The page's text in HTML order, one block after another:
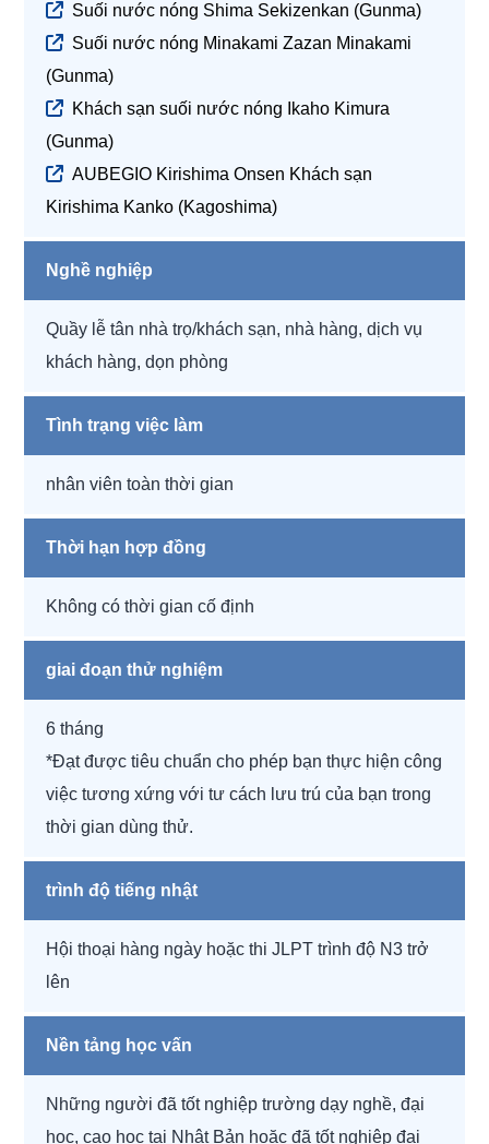
Suối nước nóng Shima Sekizenkan (Gunma)
Suối nước nóng Minakami Zazan Minakami
(Gunma)
Khách sạn suối nước nóng Ikaho Kimura
(Gunma)
AUBEGIO Kirishima Onsen Khách sạn
Kirishima Kanko (Kagoshima)
Nghề nghiệp
Quầy lễ tân nhà trọ/khách sạn, nhà hàng, dịch vụ
khách hàng, dọn phòng
Tình trạng việc làm
nhân viên toàn thời gian
Thời hạn hợp đồng
Không có thời gian cố định
giai đoạn thử nghiệm
6 tháng
*Đạt được tiêu chuẩn cho phép bạn thực hiện công
việc tương xứng với tư cách lưu trú của bạn trong
thời gian dùng thử.
trình độ tiếng nhật
Hội thoại hàng ngày hoặc thi JLPT trình độ N3 trở
lên
Nền tảng học vấn
Những người đã tốt nghiệp trường dạy nghề, đại
học, cao học tại Nhật Bản hoặc đã tốt nghiệp đại